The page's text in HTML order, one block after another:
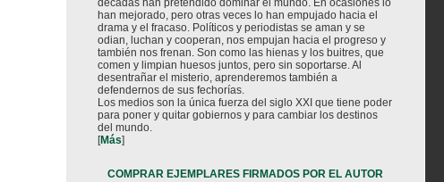
décadas han pretendido dominar el mundo. En ocasiones lo
han mejorado, pero otras veces lo han empujado hacia el
drama y el fracaso. Políticos y periodistas se aman y se
odian, luchan y cooperan, nos empujan hacia el progreso y
también nos frenan. Son como las hienas y los buitres, que
comen y limpian huesos juntos, pero sin soportarse. Al
desentrañar el misterio, aprenderemos también a
defendernos de sus fechorías.
Los medios son la única fuerza del siglo XXI que tiene poder
para poner y quitar gobiernos y para cambiar los destinos
del mundo.
[Más]
COMPRAR EJEMPLARES FIRMADOS POR EL AUTOR